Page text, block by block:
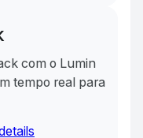
com o Lumin
tempo real para